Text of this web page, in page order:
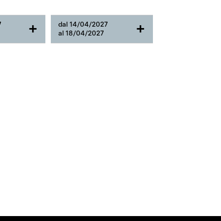
+
dal 14/04/2027
al 18/04/2027
+